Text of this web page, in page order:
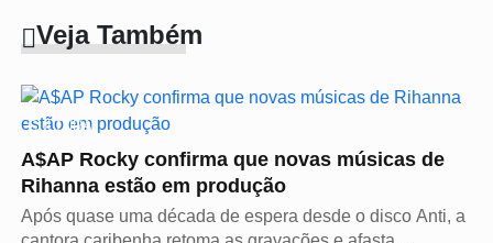
Veja Também
CULTURA
A$AP Rocky confirma que novas músicas de
Rihanna estão em produção
Após quase uma década de espera desde o disco Anti, a